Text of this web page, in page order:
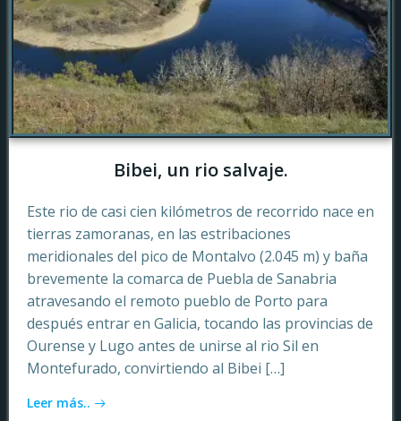
Bibei, un rio salvaje.
Este rio de casi cien kilómetros de recorrido nace en
tierras zamoranas, en las estribaciones
meridionales del pico de Montalvo (2.045 m) y baña
brevemente la comarca de Puebla de Sanabria
atravesando el remoto pueblo de Porto para
después entrar en Galicia, tocando las provincias de
Ourense y Lugo antes de unirse al rio Sil en
Montefurado, convirtiendo al Bibei […]
Leer más..